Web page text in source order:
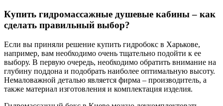
Купить гидромассажные душевые кабины – как
сделать правильный выбор?
Если вы приняли решение купить гидробокс в Харькове,
например, вам необходимо очень тщательно подойти к ее
выбору. В первую очередь, необходимо обратить внимание на
глубину поддона и подобрать наиболее оптимальную высоту.
Немаловажной деталью является фирма – производитель, а
также материал изготовления и комплектация изделия.